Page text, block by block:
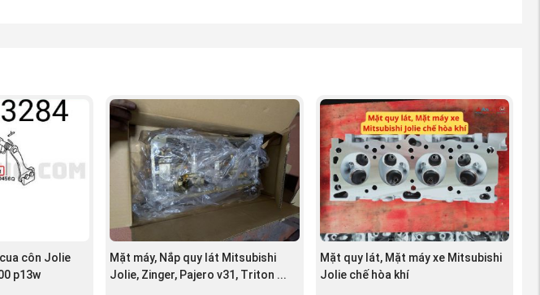
côn Jolie
p13w
Mặt máy, Nắp quy lát Mitsubishi
Jolie, Zinger, Pajero v31, Triton ...
Mặt quy lát, Mặt máy xe Mitsubishi
Jolie chế hòa khí